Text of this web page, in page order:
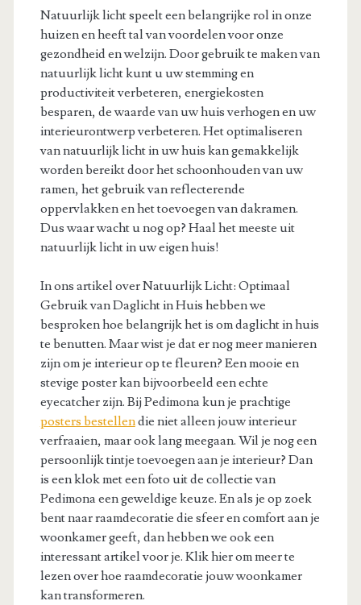
Natuurlijk licht speelt een belangrijke rol in onze
huizen en heeft tal van voordelen voor onze
gezondheid en welzijn. Door gebruik te maken van
natuurlijk licht kunt u uw stemming en
productiviteit verbeteren, energiekosten
besparen, de waarde van uw huis verhogen en uw
interieurontwerp verbeteren. Het optimaliseren
van natuurlijk licht in uw huis kan gemakkelijk
worden bereikt door het schoonhouden van uw
ramen, het gebruik van reflecterende
oppervlakken en het toevoegen van dakramen.
Dus waar wacht u nog op? Haal het meeste uit
natuurlijk licht in uw eigen huis!
In ons artikel over Natuurlijk Licht: Optimaal
Gebruik van Daglicht in Huis hebben we
besproken hoe belangrijk het is om daglicht in huis
te benutten. Maar wist je dat er nog meer manieren
zijn om je interieur op te fleuren? Een mooie en
stevige poster kan bijvoorbeeld een echte
eyecatcher zijn. Bij Pedimona kun je prachtige
posters bestellendie niet alleen jouw interieur
verfraaien, maar ook lang meegaan. Wil je nog een
persoonlijk tintje toevoegen aan je interieur? Dan
is een klok met een foto uit de collectie van
Pedimona een geweldige keuze. En als je op zoek
bent naar raamdecoratie die sfeer en comfort aan je
woonkamer geeft, dan hebben we ook een
interessant artikel voor je. Klik hier om meer te
lezen over hoe raamdecoratie jouw woonkamer
kan transformeren.